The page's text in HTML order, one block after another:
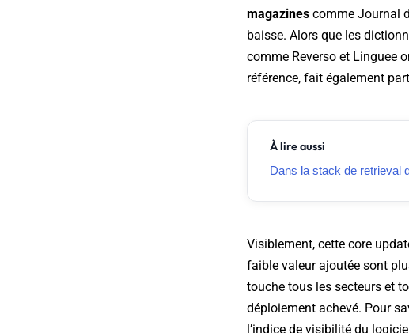
magazines comme Journal
baisse. Alors que les
comme Reverso et Linguee
référence, fait également
À lire aussi
Dans la stack de retrieval
Visiblement, cette core
faible valeur ajoutée sont
touche tous les secteurs et
déploiement achevé. Pour
l’indice de visibilité du logiciel